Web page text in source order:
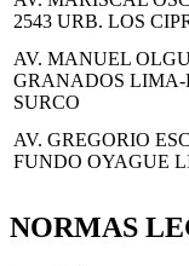
2543 URB. LOS
AV. MANUEL
GRANADOS
SURCO
AV. GREGORIO
FUNDO OYAGUE
NORMAS